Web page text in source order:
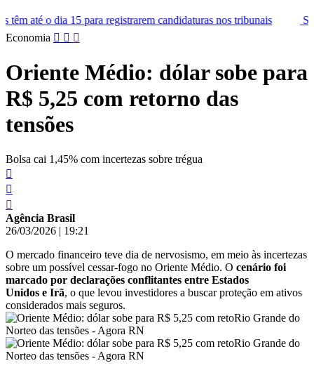
registrarem candidaturas nos tribunais
Senai RN abre 2 mil
Pular
conteúdo
Economia
Oriente Médio: dólar sobe para
R$ 5,25 com retorno das
tensões
Bolsa cai 1,45% com incertezas sobre trégua
Agência Brasil
26/03/2026 | 19:21
O mercado financeiro teve dia de nervosismo, em meio às incertezas
sobre um possível cessar-fogo no Oriente Médio. O cenário foi
marcado por declarações conflitantes entre Estados
Unidos e Irã, o que levou investidores a buscar proteção em ativos
considerados mais seguros.